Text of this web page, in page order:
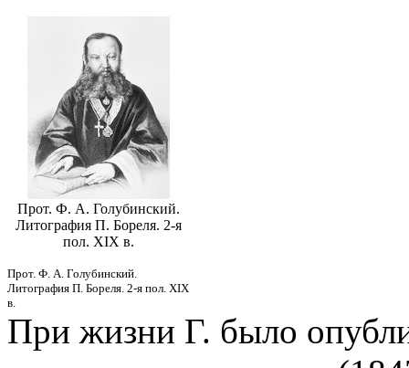
Прот. Ф. А. Голубинский.
Литография П. Бореля. 2-я
пол. XIX в.
Прот. Ф. А. Голубинский.
Литография П. Бореля. 2-я пол. XIX
в.
При жизни Г. было